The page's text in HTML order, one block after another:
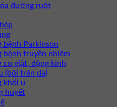
đường ruột
bệnh Parkinson
bệnh truyền nhiễm
co giật, động kinh
(bôi trên da)
khối u
huyết